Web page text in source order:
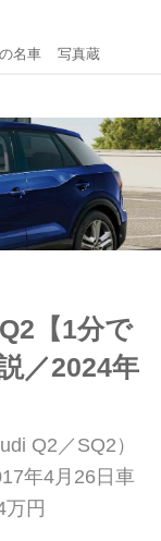
名車 写真蔵
【1分で
／2024年
Q2／SQ2）
年4月26日車
円